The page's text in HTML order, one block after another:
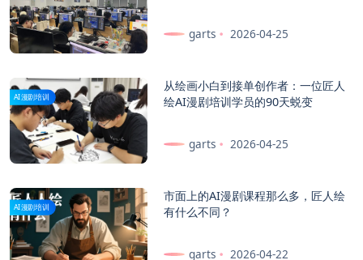
garts 2026-04-25
AI漫剧培训
从绘画小白到接单创作者：一位匠人
绘AI漫剧培训学员的90天蜕变
garts 2026-04-25
AI漫剧培训
市面上的AI漫剧课程那么多，匠人绘
有什么不同？
garts 2026-04-22